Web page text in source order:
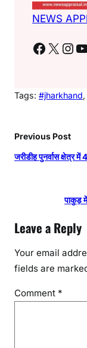
NEWS
Facebook X Instagram YouTube
Tags: #jharkhand,
Previous Post
जरीडीह पुनर्वास क्षेत्र में
पाकुड़
Leave a Reply
Your email
fields are
Comment *